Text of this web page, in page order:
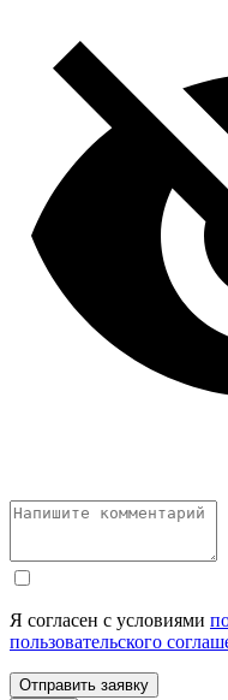
Я согласен с условиями
пользовательского
Отправить заявку